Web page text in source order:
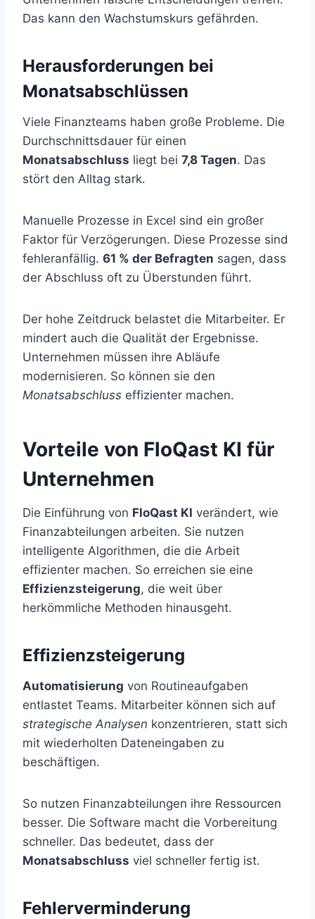
Das kann den Wachstumskurs gefährden.
Herausforderungen bei
Monatsabschlüssen
Viele Finanzteams haben große Probleme. Die
Durchschnittsdauer für einen
Monatsabschluss liegt bei 7,8 Tagen. Das
stört den Alltag stark.
Manuelle Prozesse in Excel sind ein großer
Faktor für Verzögerungen. Diese Prozesse sind
fehleranfällig. 61 % der Befragten sagen, dass
der Abschluss oft zu Überstunden führt.
Der hohe Zeitdruck belastet die Mitarbeiter. Er
mindert auch die Qualität der Ergebnisse.
Unternehmen müssen ihre Abläufe
modernisieren. So können sie den
Monatsabschluss effizienter machen.
Vorteile von FloQast KI für
Unternehmen
Die Einführung von FloQast KI verändert, wie
Finanzabteilungen arbeiten. Sie nutzen
intelligente Algorithmen, die die Arbeit
effizienter machen. So erreichen sie eine
Effizienzsteigerung, die weit über
herkömmliche Methoden hinausgeht.
Effizienzsteigerung
Automatisierung von Routineaufgaben
entlastet Teams. Mitarbeiter können sich auf
strategische Analysen konzentrieren, statt sich
mit wiederholten Dateneingaben zu
beschäftigen.
So nutzen Finanzabteilungen ihre Ressourcen
besser. Die Software macht die Vorbereitung
schneller. Das bedeutet, dass der
Monatsabschluss viel schneller fertig ist.
Fehlerverminderung